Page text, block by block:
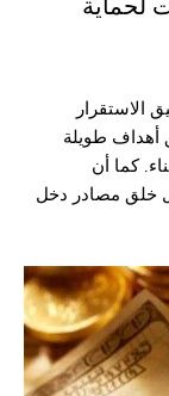
لحماية
الاستقرار
أهداف طويلة
كما أن
خلق مصادر دخل